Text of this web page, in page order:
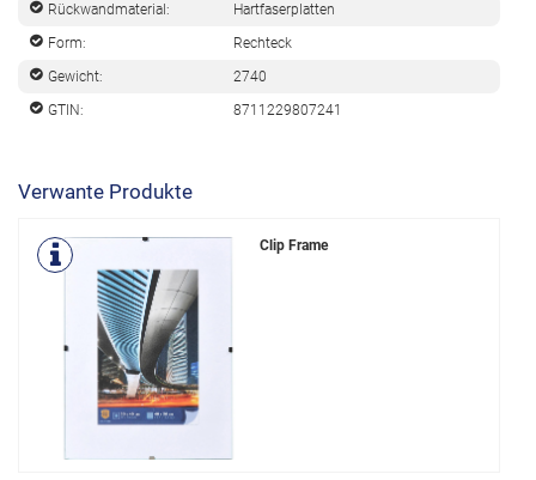
Rückwandmaterial:
Hartfaserplatten
Form:
Rechteck
Gewicht:
2740
GTIN:
8711229807241
Verwante Produkte
Clip Frame